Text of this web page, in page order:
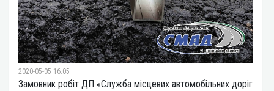
2020-05-05 16:05
Замовник робіт ДП «Служба місцевих автомобільних доріг